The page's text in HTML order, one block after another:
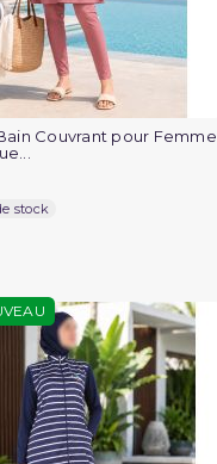
Couvrant pour Femme
stock